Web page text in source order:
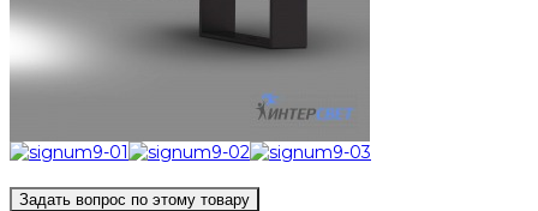
Задать вопрос по этому товару